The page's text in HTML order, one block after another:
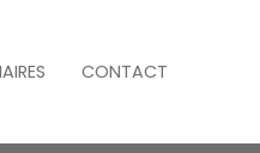
CONTACT